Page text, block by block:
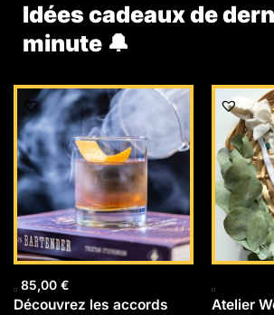
Idées cadeaux de
minute 🔔
85,00 €
Découvrez les accords
Atelier